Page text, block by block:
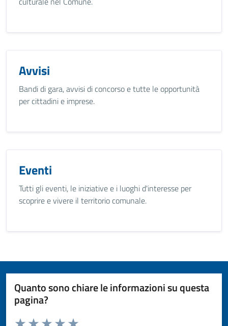
Avvisi
Bandi di gara, avvisi di concorso e tutte le opportunità
per cittadini e imprese.
Eventi
Tutti gli eventi, le iniziative e i luoghi d'interesse per
scoprire e vivere il territorio comunale.
Quanto sono chiare le informazioni su questa
pagina?
Valuta da 1 a 5 stelle la pagina